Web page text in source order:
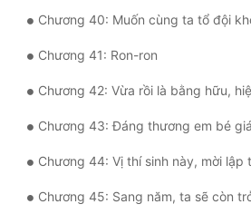
Vô Địch Lưu
Xây Dựng Thế Lực
Đam Mỹ
Chương 40: Muốn cùng ta tổ đội
Chương 41: Ron-ron
Chương 42: Vừa rồi là bằng hữu,
Chương 43: Đáng thương em bé
Chương 44: Vị thí sinh này, mời lập tức
Chương 45: Sang năm, ta sẽ còn